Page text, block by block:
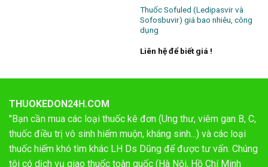
Thuốc Sofuled (Ledipasvir và
Sofosbuvir) giá bao nhiêu, công
dụng
Liên hệ để biết giá !
THUOKEDON24H.COM
"Bạn cần mua các loại thuốc kê đơn (Ung thư, viêm gan B, C,
thuốc điều trị vô sinh hiếm muộn, kháng sinh...) và các loại
thuốc hiếm khó tìm khác LH Ds Dũng để được tư vấn. Chúng
tôi có dịch vụ giao thuốc toàn quốc (Hà Nội, Hồ Chí Minh